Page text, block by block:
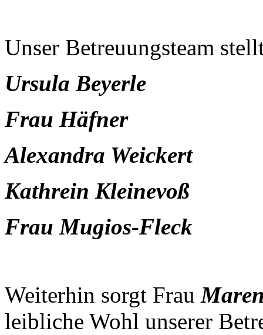
Unser Betreuungsteam
Ursula Beyerle
Frau Häfner
Alexandra Weickert
Kathrein Kleinevoß
Frau Mugios-Fleck
Weiterhin sorgt Frau
leibliche Wohl unserer